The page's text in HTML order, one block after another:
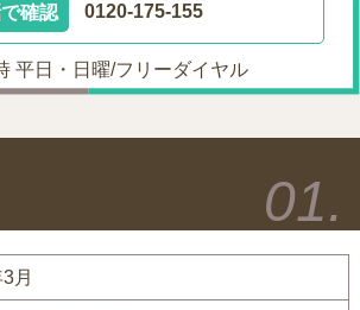
確認 0120-175-155
平日・日曜/フリーダイヤル
月